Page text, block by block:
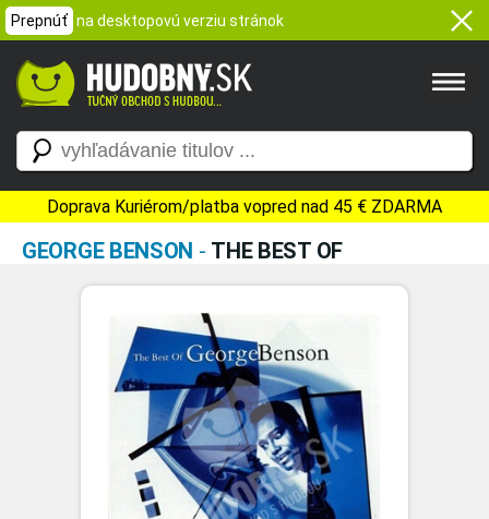
Prepnúť na desktopovú verziu stránok
Doprava Kuriérom/platba vopred nad 45 € ZDARMA
GEORGE BENSON - THE BEST OF